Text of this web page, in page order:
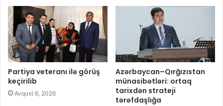
Partiya veteranı ilə görüş
keçirilib
Avqust 6, 2026
Azərbaycan–Qırğızıstan
münasibətləri: ortaq
tarixdən strateji
tərəfdaşlığa